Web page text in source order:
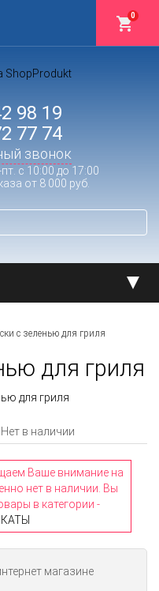
0
98 19
77 74
звонок
с 10:00 до 17:00
от 8 000 руб.
с зеленью для гриля
для гриля
в наличии
Ваше внимание на
нет в наличии. Вы
в категории -
магазине